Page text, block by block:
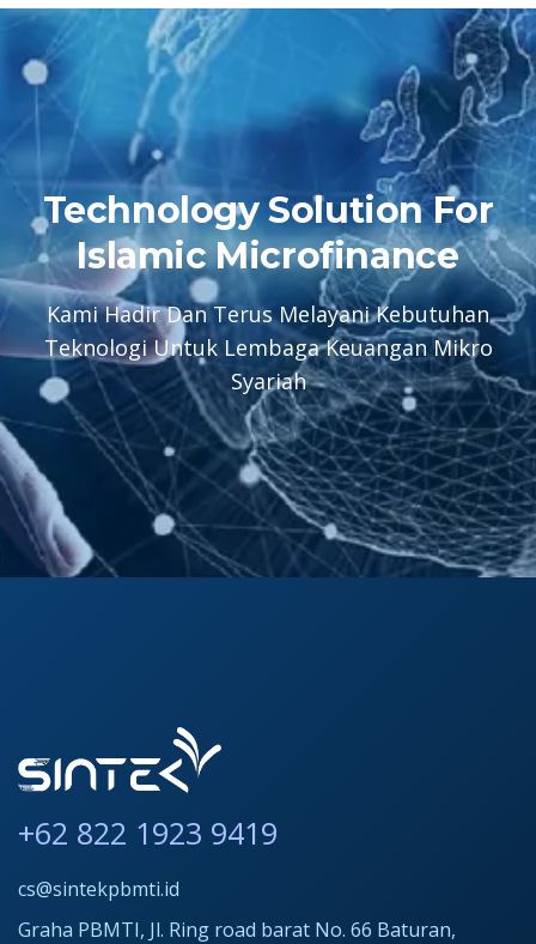
Technology Solution For
Islamic Microfinance
Kami Hadir Dan Terus Melayani Kebutuhan
Teknologi Untuk Lembaga Keuangan Mikro
Syariah
+62 822 1923 9419
cs@sintekpbmti.id
Graha PBMTI, Jl. Ring road barat No. 66 Baturan,